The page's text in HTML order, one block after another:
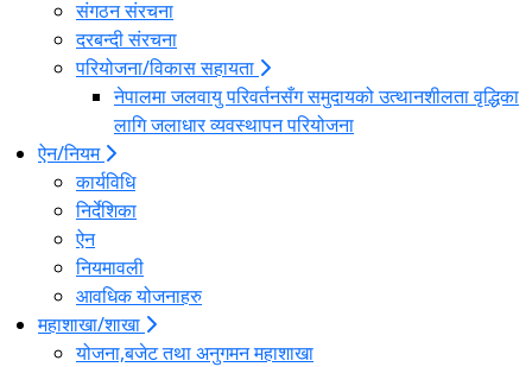
संगठन संरचना
दरबन्दी संरचना
परियोजना/विकास सहायता
नेपालमा जलवायु परिवर्तनसँग समुदायको उत्थानशीलता वृद्धिका
लागि जलाधार व्यवस्थापन परियोजना
ऐन/नियम
कार्यविधि
निर्देशिका
ऐन
नियमावली
आवधिक योजनाहरु
महाशाखा/शाखा
योजना,बजेट तथा अनुगमन महाशाखा